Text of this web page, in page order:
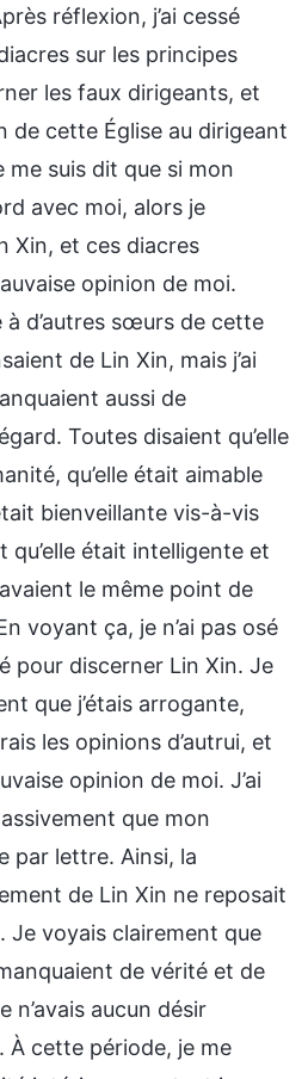
réflexion, j’ai cessé
sur les principes
les faux dirigeants, et
de cette Église au dirigeant
me suis dit que si mon
avec moi, alors je
Xin, et ces diacres
opinion de moi.
à d’autres sœurs de cette
de Lin Xin, mais j’ai
aussi de
Toutes disaient qu’elle
qu’elle était aimable
bienveillante vis-à-vis
qu’elle était intelligente et
le même point de
voyant ça, je n’ai pas osé
pour discerner Lin Xin. Je
que j’étais arrogante,
les opinions d’autrui, et
opinion de moi. J’ai
que mon
par lettre. Ainsi, la
de Lin Xin ne reposait
Je voyais clairement que
de vérité et de
n’avais aucun désir
À cette période, je me